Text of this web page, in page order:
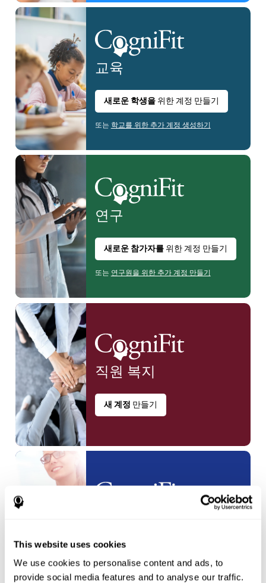
This website uses cookies
We use cookies to personalise content and ads, to
provide social media features and to analyse our traffic.
교육
새로운 학생을위한 계정 만들기
또는 학교를 위한 추가 계정 생성하기
연구
새로운 참가자를위한 계정 만들기
또는 연구원을 위한 추가 계정 만들기
직원 복지
새 계정 만들기